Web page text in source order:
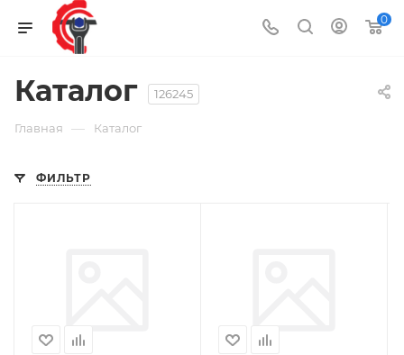
0
Каталог 126245
Главная — Каталог
ФИЛЬТР